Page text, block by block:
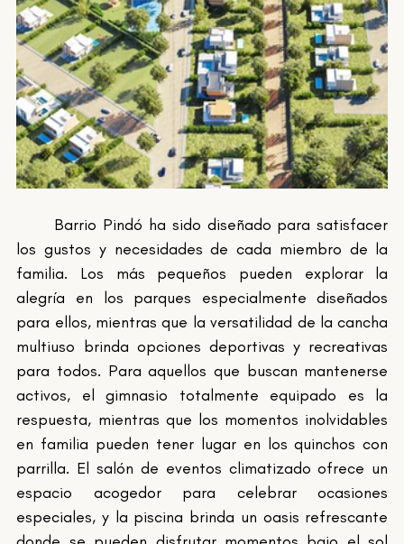
los gustos y necesidades de cada miembro de la
familia. Los más pequeños pueden explorar la
alegría en los parques especialmente diseñados
para ellos, mientras que la versatilidad de la cancha
multiuso brinda opciones deportivas y recreativas
para todos. Para aquellos que buscan mantenerse
activos, el gimnasio totalmente equipado es la
respuesta, mientras que los momentos inolvidables
en familia pueden tener lugar en los quinchos con
parrilla. El salón de eventos climatizado ofrece un
espacio acogedor para celebrar ocasiones
especiales, y la piscina brinda un oasis refrescante